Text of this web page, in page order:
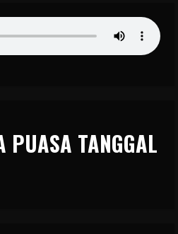
PUASA TANGGAL